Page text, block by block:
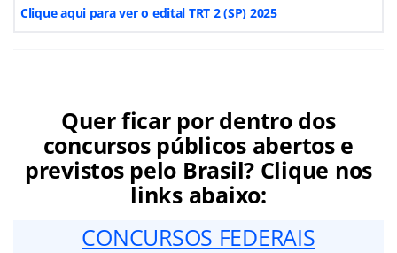
Clique aqui para ver o edital TRT 2 (SP) 2025
Quer ficar por dentro dos
concursos públicos abertos e
previstos pelo Brasil? Clique nos
links abaixo:
CONCURSOS FEDERAIS